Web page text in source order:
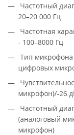
Частотный
20–20 000 Гц
Частотная
- 100–8000 Гц
Тип микрофона
цифровых
микрофон)/-26
Частотный
(аналоговый
микрофон)